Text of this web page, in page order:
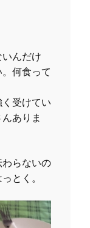
んだけ
何食って
受けてい
ありま
らないの
とく。